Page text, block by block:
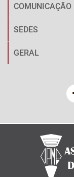
COMUNICAÇÃO
SEDES
GERAL